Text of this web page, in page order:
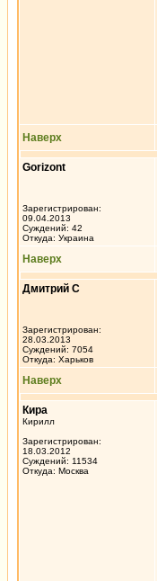
Наверх
Gorizont
Зарегистрирован:
09.04.2013
Суждений: 42
Откуда: Украина
Наверх
Дмитрий С
Зарегистрирован:
28.03.2013
Суждений: 7054
Откуда: Харьков
Наверх
Кира
Кирилл
Зарегистрирован:
18.03.2012
Суждений: 11534
Откуда: Москва